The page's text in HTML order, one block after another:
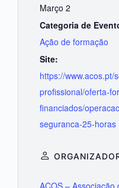
Março 2
Categoria de
Ação de formação
Site:
https://www.acos.pt/
profissional/oferta-
financiados/
seguranca-25-horas